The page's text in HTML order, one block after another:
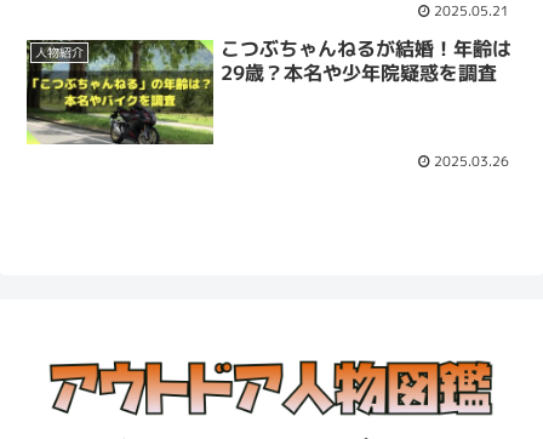
2025.05.21
人物紹介
こつぶちゃんねるが結婚！年齢は
29歳？本名や少年院疑惑を調査
2025.03.26